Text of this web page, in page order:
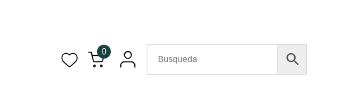
0